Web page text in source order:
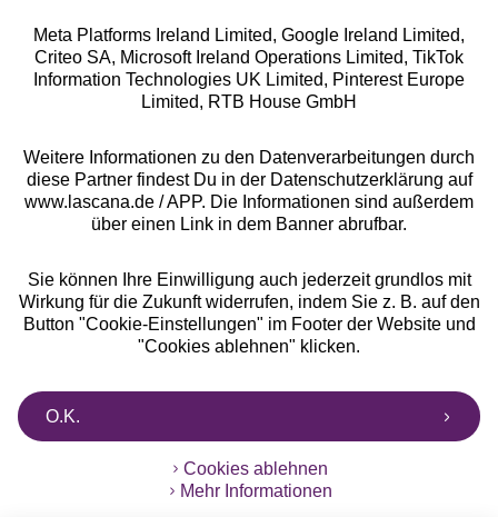
Alle Preise inkl. MwSt., zzgl.
Versandkosten
** Bonität vorausgesetzt, berechtigt zur Bonitätsprüfung
Meta Platforms Ireland Limited, Google Ireland Limited,
Criteo SA, Microsoft Ireland Operations Limited, TikTok
Information Technologies UK Limited, Pinterest Europe
Limited, RTB House GmbH
Weitere Informationen zu den Datenverarbeitungen durch
diese Partner findest Du in der Datenschutzerklärung auf
www.lascana.de / APP. Die Informationen sind außerdem
über einen Link in dem Banner abrufbar.
Sie können Ihre Einwilligung auch jederzeit grundlos mit
Wirkung für die Zukunft widerrufen, indem Sie z. B. auf den
Button "Cookie-Einstellungen" im Footer der Website und
"Cookies ablehnen" klicken.
O.K.
Cookies ablehnen
Mehr Informationen